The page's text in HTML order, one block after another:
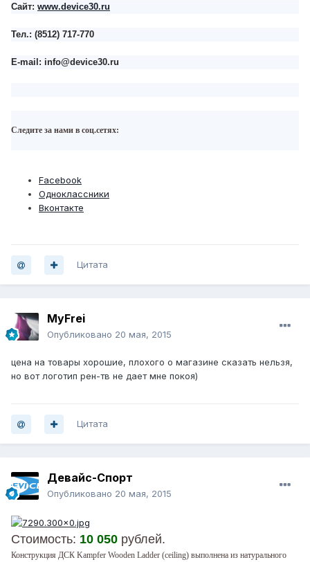
Сайт: www.device30.ru
Тел.: (8512) 717-770
E-mail: info@device30.ru
Следите за нами в соц.сетях:
Facebook
Одноклассники
Вконтакте
Цитата
MyFrei
Опубликовано 20 мая, 2015
цена на товары хорошие, плохого о магазине сказать нельзя,
но вот логотип рен-тв не дает мне покоя)
Цитата
Девайс-Спорт
Опубликовано 20 мая, 2015
Стоимость: 10 050 рублей.
Конструкция ДСК Kampfer Wooden Ladder (сeiling) выполнена из натурального